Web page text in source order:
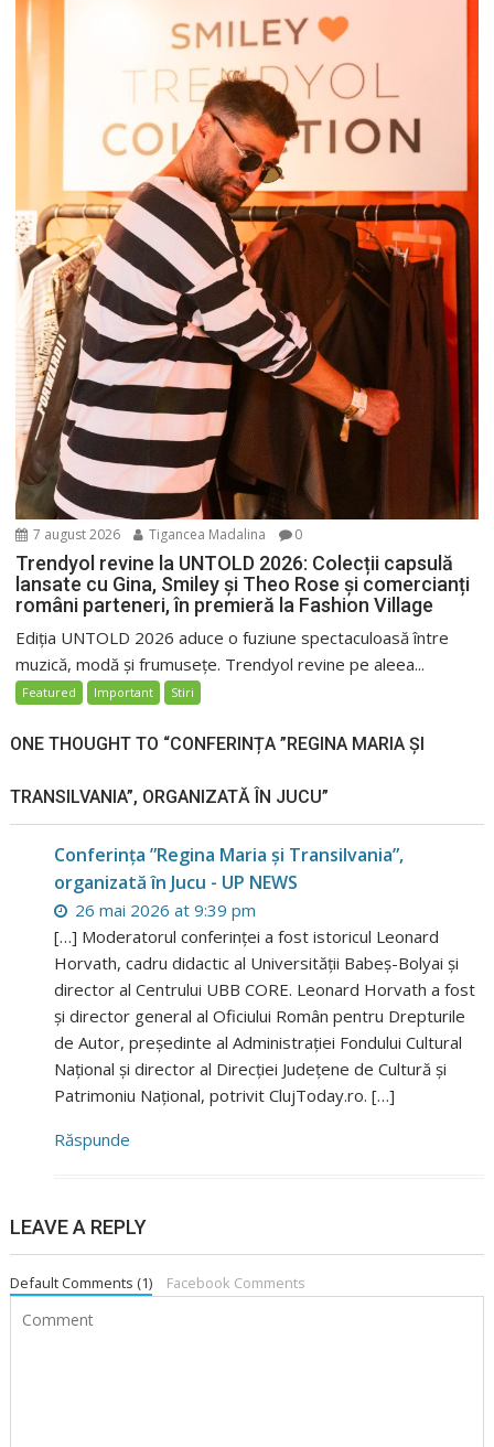
7 august 2026 Tigancea Madalina 0
Trendyol revine la UNTOLD 2026: Colecții capsulă
lansate cu Gina, Smiley și Theo Rose și comercianți
români parteneri, în premieră la Fashion Village
Ediția UNTOLD 2026 aduce o fuziune spectaculoasă între
muzică, modă și frumusețe. Trendyol revine pe aleea...
Featured Important Stiri
ONE THOUGHT TO “CONFERINȚA ”REGINA MARIA ȘI
TRANSILVANIA”, ORGANIZATĂ ÎN JUCU”
Conferința ”Regina Maria și Transilvania”,
organizată în Jucu - UP NEWS
26 mai 2026 at 9:39 pm
[…] Moderatorul conferinței a fost istoricul Leonard
Horvath, cadru didactic al Universității Babeș-Bolyai și
director al Centrului UBB CORE. Leonard Horvath a fost
și director general al Oficiului Român pentru Drepturile
de Autor, președinte al Administrației Fondului Cultural
Național și director al Direcției Județene de Cultură și
Patrimoniu Național, potrivit ClujToday.ro. […]
Răspunde
LEAVE A REPLY
Default Comments (1) Facebook Comments